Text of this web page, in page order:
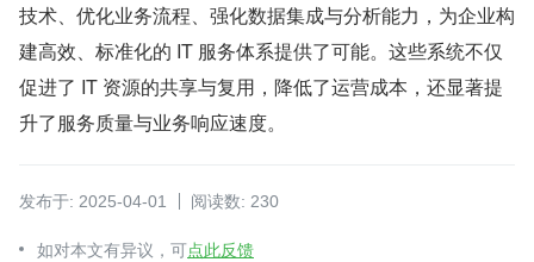
技术、优化业务流程、强化数据集成与分析能力，为企业构
建高效、标准化的 IT 服务体系提供了可能。这些系统不仅
促进了 IT 资源的共享与复用，降低了运营成本，还显著提
升了服务质量与业务响应速度。
发布于: 2025-04-01 阅读数: 230
如对本文有异议，可点此反馈